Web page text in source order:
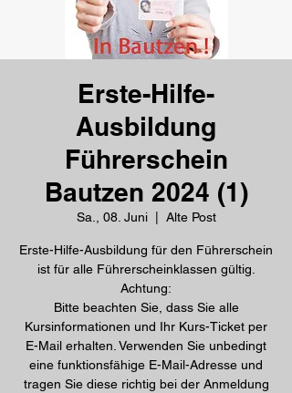
Erste-Hilfe-
Ausbildung
Führerschein
Bautzen 2024 (1)
Sa., 08. Juni
  |
Alte Post
Erste-Hilfe-Ausbildung für den Führerschein
ist für alle Führerscheinklassen gültig.
Achtung:
Bitte beachten Sie, dass Sie alle
Kursinformationen und Ihr Kurs-Ticket per
E-Mail erhalten. Verwenden Sie unbedingt
eine funktionsfähige E-Mail-Adresse und
tragen Sie diese richtig bei der Anmeldung